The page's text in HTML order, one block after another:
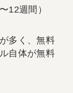
12週間）
多く、無料
自体が無料